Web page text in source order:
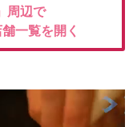
」周辺で
一覧を開く